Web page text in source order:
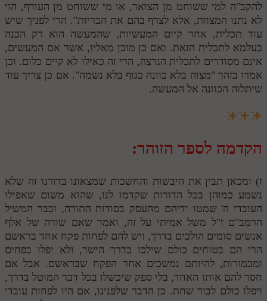
להקב"ה למי ששוחט מן הצואר, או מי ששוחט מן העורף, הוי
לא נתנו המצוות, אלא לצרף בהם את הבריות". הרי לפניך שיש
עוד תכלית, אחר קיום המעשיות, שהמעשה הוא רק הכנה
בעלמא לתכלית הזאת. ואם כן מובן מאליו, אשר אם המעשים,
אינם מסודרים לתכלית הנרצה, הרי זה כאילו לא קיים כלום. וכן
אמרו בזהר "מצוה בלא כוונה כגוף בלא נשמה". אם כן צריך עוד
שיתלוה הכוונה אל המעשה.
הקדמה לספר הזוהר:
ז) ומכאן תבין את היבשות והחשכות שמצאונו בדורנו זה שלא
נשמע כמוהן בכל הדורות שקדמו לנו, שהוא משום שאפילו
העובדי ה' שמטו ידיהם מהעסק בסודות התורה, וכבר המשיל
הרמב"ם ז"ל משל אמיתי על זה, ואמר שאם שורה של אלף
אנשים סומים הולכים בדרך, ויש להם לפחות פקח אחד בראשם
הרי הם בטוחים כולם שילכו בדרך הישר, ולא יפלו בפחים
ומכמורות, להיותם נמשכים אחר הפקח שבראשם. אבל אם
חסר להם אותו האחד, בלי ספק שיכשלו בכל דבר המוטל בדרך,
ויפלו כולם לבור שחת. כן הדבר שלפנינו, אם היו לפחות עובדי